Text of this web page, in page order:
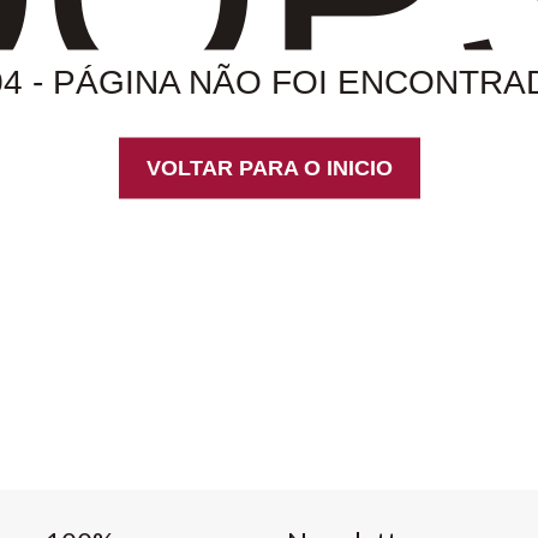
- PÁGINA NÃO FOI
VOLTAR PARA O INICIO